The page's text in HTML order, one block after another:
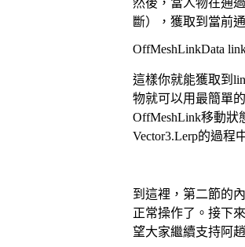
斷），獲取到當前
OffMeshLinkData
這樣你就能獲取到
物就可以用最簡單
OffMeshLink移動狀
Vector3.Lerp的過
到這裡，第二節的
正常操作了。接下
望大家繼續支持阿